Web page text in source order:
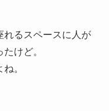
れるスペースに人が
けど。
。